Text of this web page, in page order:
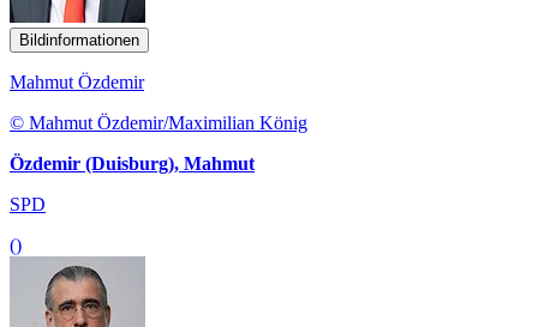
Bildinformationen
Mahmut Özdemir
© Mahmut Özdemir/Maximilian König
Özdemir (Duisburg), Mahmut
SPD
()